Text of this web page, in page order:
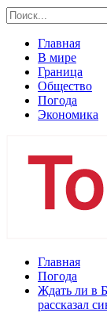
Главная
В мире
Граница
Общество
Погода
Экономика
Главная
Погода
Ждать ли в
рассказал